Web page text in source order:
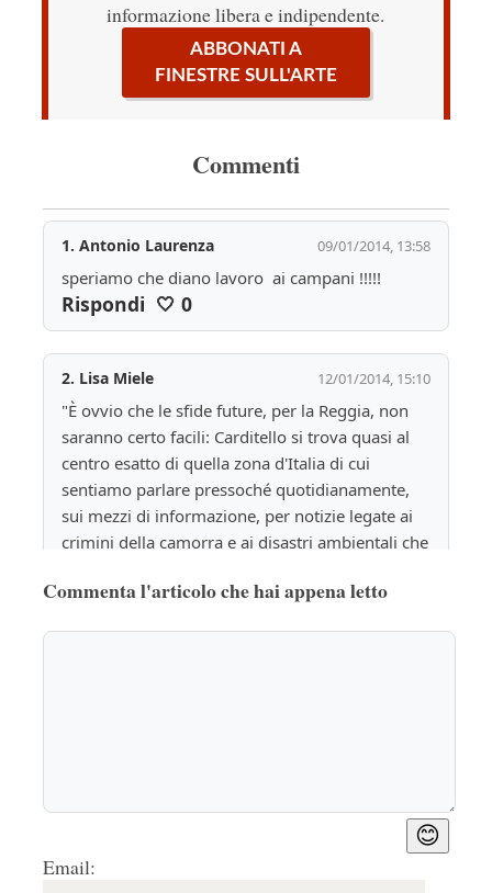
informazione libera e indipendente.
ABBONATI A
FINESTRE SULL'ARTE
Commenti
1. Antonio Laurenza 09/01/2014, 13:58
speriamo che diano lavoro  ai campani !!!!!
Rispondi 🤍 0
2. Lisa Miele 12/01/2014, 15:10
"È ovvio che le sfide future, per la Reggia, non
saranno certo facili: Carditello si trova quasi al
centro esatto di quella zona d'Italia di cui
sentiamo parlare pressoché quotidianamente,
sui mezzi di informazione, per notizie legate ai
crimini della camorra e ai disastri ambientali che
Reggia di Carditello potrebbe rappresentare una
mostrano notizie spesso veicolate a proprio uso
Commenta l'articolo che hai appena letto
😊
Email: